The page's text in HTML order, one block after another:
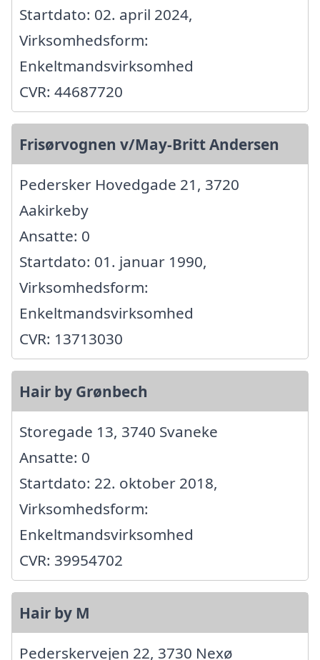
Startdato: 02. april 2024,
Virksomhedsform:
Enkeltmandsvirksomhed
CVR: 44687720
Frisørvognen v/May-Britt Andersen
Pedersker Hovedgade 21, 3720
Aakirkeby
Ansatte: 0
Startdato: 01. januar 1990,
Virksomhedsform:
Enkeltmandsvirksomhed
CVR: 13713030
Hair by Grønbech
Storegade 13, 3740 Svaneke
Ansatte: 0
Startdato: 22. oktober 2018,
Virksomhedsform:
Enkeltmandsvirksomhed
CVR: 39954702
Hair by M
Pederskervejen 22, 3730 Nexø